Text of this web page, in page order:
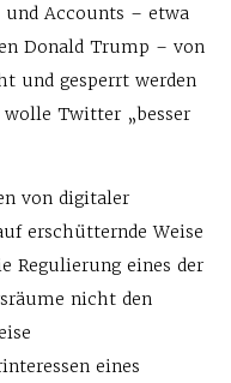
Accounts – etwa
Donald Trump – von
und gesperrt werden
Twitter „besser
von digitaler
erschütternde Weise
Regulierung eines der
nicht den
eines